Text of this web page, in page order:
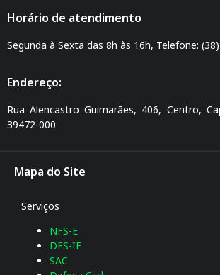
Horário de atendimento
Segunda à Sexta das 8h às 16h, Telefone:
Endereço:
Rua Alencastro Guimarães, 406, Centro,
39472-000
Mapa do Site
Serviços
NFS-E
DES-IF
SAC